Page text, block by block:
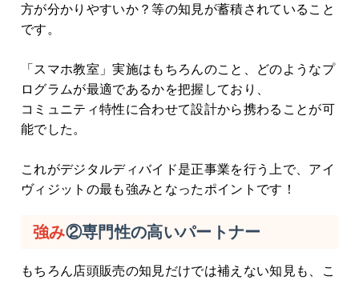
方が分かりやすいか？等の知見が蓄積されていること
です。
「スマホ教室」実施はもちろんのこと、どのようなプ
ログラムが最適であるかを把握しており、
コミュニティ特性に合わせて設計から携わることが可
能でした。
これがデジタルディバイド是正事業を行う上で、アイ
ヴィジットの最も強みとなったポイントです！
強み②専門性の高いパートナー
もちろん店頭販売の知見だけでは補えない知見も、こ